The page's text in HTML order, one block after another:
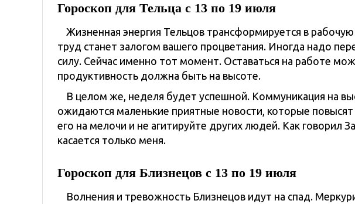
Гороскоп для Тельца с 13 по 19 июля
Жизненная энергия Тельцов трансформируется в
труд станет залогом вашего процветания. Иногда надо
силу. Сейчас именно тот момент. Оставаться на работе
продуктивность должна быть на высоте.
В целом же, неделя будет успешной. Коммуникация на
ожидаются маленькие приятные новости, которые повысят
его на мелочи и не агитируйте других людей. Как говорил
касается только меня.
Гороскоп для Близнецов с 13 по 19 июля
Волнения и тревожность Близнецов идут на спад.